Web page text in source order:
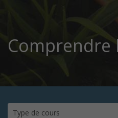
Comprendre
Type de cours